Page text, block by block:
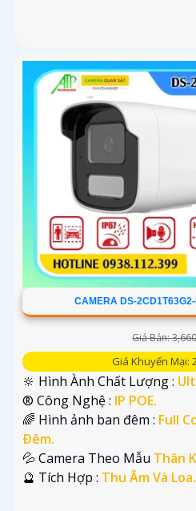
CAMERA DS-
Giá Bán:
Giá Khuyến Mại:
🔆 Hình Ành Chất Lượng :
®️ Công Nghệ : IP POE.
🌈 Hình ảnh ban đêm : Full
Ðêm.
💦 Camera Theo Mẫu Thân
️🔮 Tích Hợp : Thu Âm Và Loa.